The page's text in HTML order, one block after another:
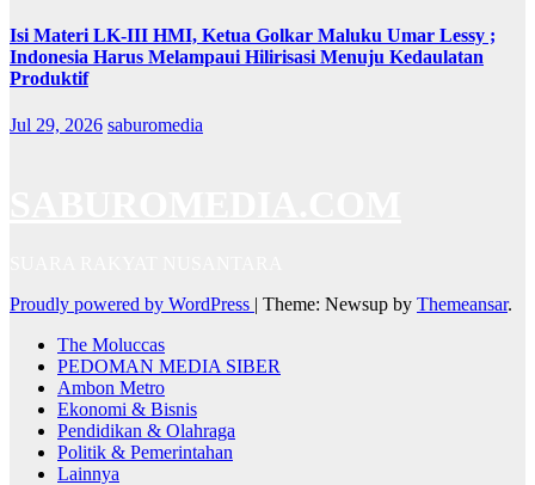
Isi Materi LK-III HMI, Ketua Golkar Maluku Umar Lessy ;
Indonesia Harus Melampaui Hilirisasi Menuju Kedaulatan
Produktif
Jul 29, 2026 saburomedia
Proudly powered by WordPress | Theme: Newsup by Themeansar.
The Moluccas
PEDOMAN MEDIA SIBER
Ambon Metro
Ekonomi & Bisnis
Pendidikan & Olahraga
Politik & Pemerintahan
Lainnya